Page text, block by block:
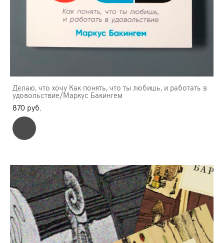
Делаю, что хочу Как понять, что ты любишь, и работать в
удовольствие/Маркус Бакингем
870 pуб.